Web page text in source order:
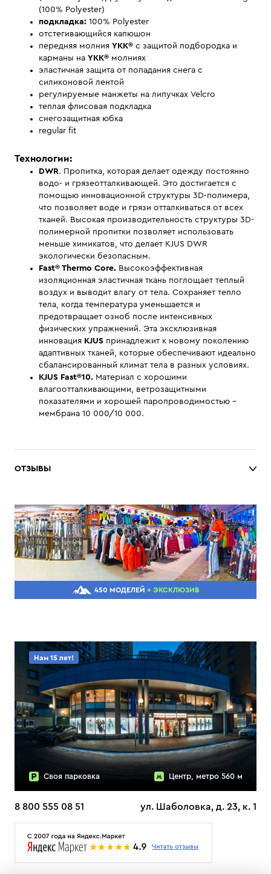
(100% Polyester)
подкладка: 100% Polyester
отстегивающийся капюшон
передняя молния YKK® с защитой подбородка и
карманы на YKK® молниях
эластичная защита от попадания снега с
силиконовой лентой
регулируемые манжеты на липучках Velcro
теплая флисовая подкладка
снегозащитная юбка
regular fit
Технологии:
DWR. Пропитка, которая делает одежду постоянно
водо- и грязеотталкивающей. Это достигается с
помощью инновационной структуры 3D-полимера,
что позволяет воде и грязи отталкиваться от всех
тканей. Высокая производительность структуры 3D-
полимерной пропитки позволяет использовать
меньше химикатов, что делает KJUS DWR
экологически безопасным.
Fast® Thermo Core. Высокоэффективная
изоляционная эластичная ткань поглощает теплый
воздух и выводит влагу от тела. Сохраняет тепло
тела, когда температура уменьшается и
предотвращает озноб после интенсивных
физических упражнений. Эта эксклюзивная
инновация KJUS принадлежит к новому поколению
адаптивных тканей, которые обеспечивают идеально
сбалансированный климат тела в разных условиях.
KJUS Fast®10. Материал с хорошими
влагоотталкивающими, ветрозащитными
показателями и хорошей паропроводимостью -
мембрана 10 000/10 000.
ОТЗЫВЫ
450 МОДЕЛЕЙ + ЭКСКЛЮЗИВ
Нам 15 лет!
Своя парковка Центр, метро 560 м
8 800 555 08 51 ул. Шаболовка, д. 23, к. 1